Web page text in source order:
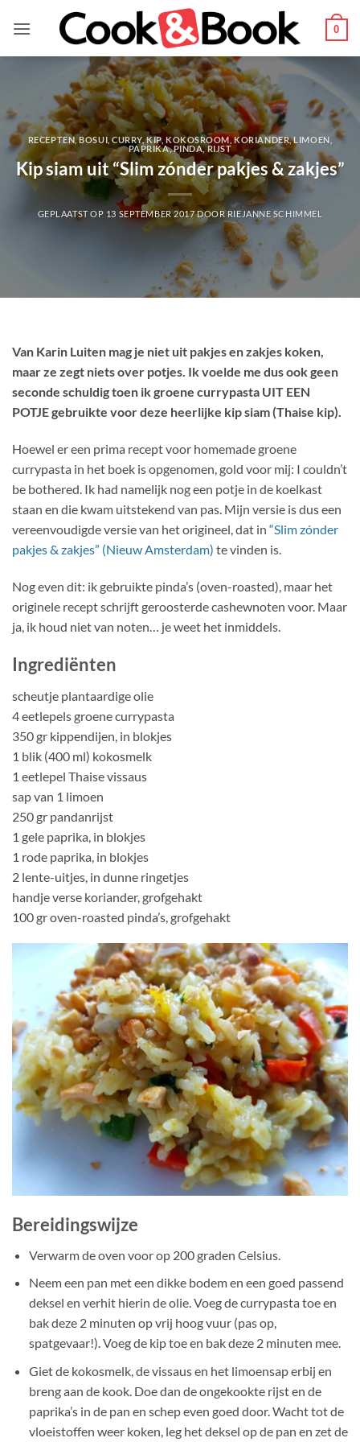
naar
0
RECEPTEN,BOSUI ,CURRY,KIP, KOKOSROOM,KORIANDER,LIMOEN
PAPRIKA,PINDA,RIJST
Kip siam uit “Slim zónder pakjes & zakjes”
GEPLAATST OP 13 SEPTEMBER 2017DOOR RIEJANNE SCHIMMEL
Van Karin Luiten mag je niet uit pakjes en zakjes koken,
maar ze zegt niets over potjes. Ik voelde me dus ook geen
seconde schuldig toen ik groene currypasta UIT EEN
POTJE gebruikte voor deze heerlijke kip siam (Thaise kip).
Hoewel er een prima recept voor homemade groene
currypasta in het boek is opgenomen, gold voor mij: I couldn’t
be bothered. Ik had namelijk nog een potje in de koelkast
staan en die kwam uitstekend van pas. Mijn versie is dus een
vereenvoudigde versie van het origineel, dat in “Slim zónder
pakjes & zakjes” (Nieuw Amsterdam) te vinden is.
Nog even dit: ik gebruikte pinda’s (oven-roasted), maar het
originele recept schrijft geroosterde cashewnoten voor. Maar
ja, ik houd niet van noten… je weet het inmiddels.
Ingrediënten
scheutje plantaardige olie
4 eetlepels groene currypasta
350 gr kippendijen, in blokjes
1 blik (400 ml) kokosmelk
1 eetlepel Thaise vissaus
sap van 1 limoen
250 gr pandanrijst
1 gele paprika, in blokjes
1 rode paprika, in blokjes
2 lente-uitjes, in dunne ringetjes
handje verse koriander, grofgehakt
100 gr oven-roasted pinda’s, grofgehakt
Bereidingswijze
Verwarm de oven voor op 200 graden Celsius.
Neem een pan met een dikke bodem en een goed passend
deksel en verhit hierin de olie. Voeg de currypasta toe en
bak deze 2 minuten op vrij hoog vuur (pas op,
spatgevaar!). Voeg de kip toe en bak deze 2 minuten mee.
Giet de kokosmelk, de vissaus en het limoensap erbij en
breng aan de kook. Doe dan de ongekookte rijst en de
paprika’s in de pan en schep even goed door. Wacht tot de
vloeistoffen weer koken, leg het deksel op de pan en zet de